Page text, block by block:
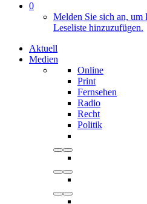
0
Melden Sie sich an, um
Leseliste hinzuzufügen.
Aktuell
Medien
Online
Print
Fernsehen
Radio
Recht
Politik